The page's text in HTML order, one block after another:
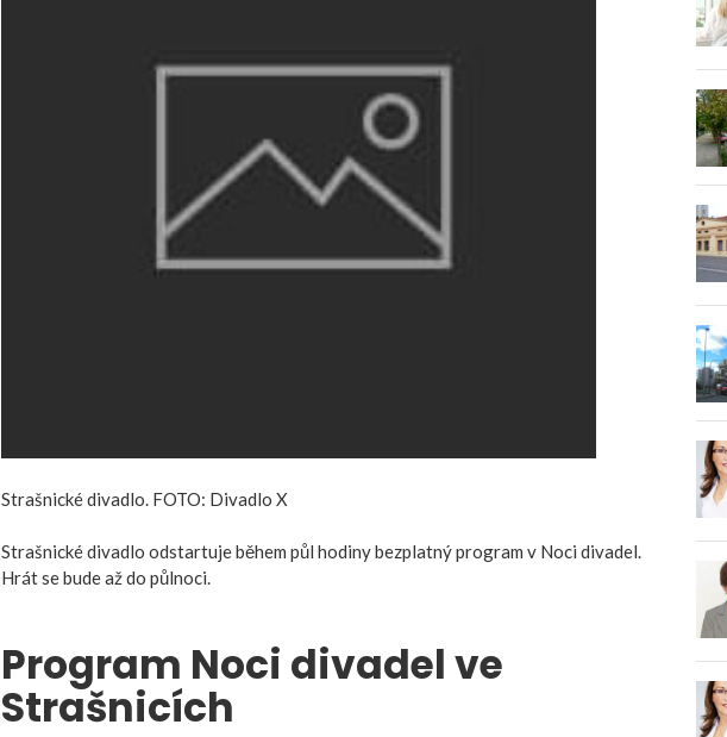
Strašnické divadlo. FOTO: Divadlo X
Strašnické divadlo odstartuje během půl hodiny bezplatný program v Noci divadel.
Hrát se bude až do půlnoci.
Program Noci divadel ve
Strašnicích